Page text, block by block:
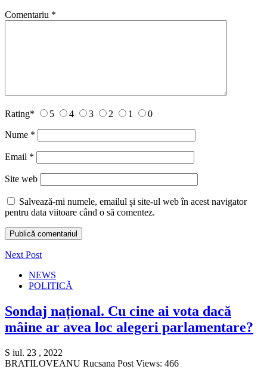
Comentariu *
Rating* 5 4 3 2 1 0
Nume *
Email *
Site web
Salvează-mi numele, emailul și site-ul web în acest navigator
pentru data viitoare când o să comentez.
Next Post
NEWS
POLITICĂ
Sondaj național. Cu cine ai vota dacă
mâine ar avea loc alegeri parlamentare?
S iul. 23 , 2022
BRATILOVEANU Rucsana Post Views: 466